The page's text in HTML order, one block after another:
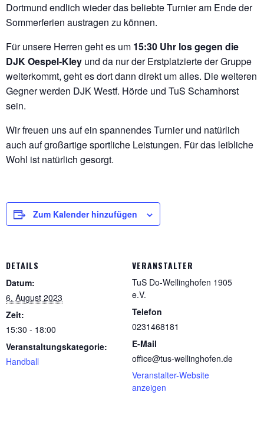
Dortmund endlich wieder das beliebte Turnier am Ende der
Sommerferien austragen zu können.
Für unsere Herren geht es um 15:30 Uhr los gegen die
DJK Oespel-Kley und da nur der Erstplatzierte der Gruppe
weiterkommt, geht es dort dann direkt um alles. Die weiteren
Gegner werden DJK Westf. Hörde und TuS Scharnhorst
sein.
Wir freuen uns auf ein spannendes Turnier und natürlich
auch auf großartige sportliche Leistungen. Für das leibliche
Wohl ist natürlich gesorgt.
Zum Kalender hinzufügen
DETAILS
Datum:
6. August 2023
Zeit:
15:30 - 18:00
Veranstaltungskategorie:
Handball
VERANSTALTER
TuS Do-Wellinghofen 1905
e.V.
Telefon
0231468181
E-Mail
office@tus-wellinghofen.de
Veranstalter-Website
anzeigen